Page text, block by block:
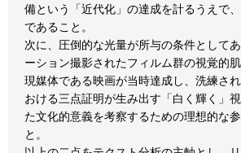
備という「近代化」の達成を計るうえで
であること。
次に、圧倒的な光量が所与の条件として
ーション撮影されたフィルム群の視覚的
現媒体である映画が当時達成し、洗練さ
おける三点証明が生み出す「白く輝く」
た文化的意義を考察するための理想的な
と。